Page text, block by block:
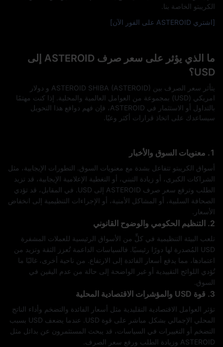
الكريبتو الخاصة بنا.
[اشتري ASTEROID على الفور الآن]
ما الذي يؤثر على سعر صرف ASTEROID إلى
USD؟
يتأثر سعر الصرف بين ASTEROID SHIBA (ASTEROID) و دولار
امريكي (USD) بمجموعة من العوامل العالمية والمحلية. إذا كنت مهتمًا
بالتداول أو الاستثمار في ASTEROID، فإن فهم دوافع هذا التحويل
سيساعدك على اتخاذ قرارات أكثر وعيًا.
1. معنويات السوق والأخبار
أسواق الكريبتو تتفاعل بشدة مع معنويات السوق. التطورات الإيجابية، مثل
الشراكات الكبرى، أو زيادة التبني، أو التغطية الإعلامية الإيجابية، قد تزيد
الطلب وترفع سعر صرف ASTEROID إلى USD. في المقابل، قد تؤدي
الصحافة السلبية، أو المشاكل الأمنية، أو الإجراءات التنظيمية إلى انخفاض
الأسعار.
2. التنظيم الحكومي والوضوح القانوني
تلعب البيئة التنظيمية في كلٍّ من الأسواق الرئيسية للعملات المشفرة
USD المُصدرة لها دورًا رئيسيًا. فالسياسات الداعمة تُعزز الثقة وتزيد من
اعتمادها، مما يدفع أسعار الفائدة إلى الارتفاع. من ناحية أخرى، غالبًا ما
تُؤدي اللوائح التقييدية أو غير الواضحة إلى حالة من عدم اليقين في
السوق.
3. قوة USD والمؤشرات الاقتصادية المحلية
تؤثر العوامل الاقتصادية التقليدية مثل أسعار الفائدة والتضخم وأداء الناتج
المحلي الإجمالي بشكل مباشر على قوة USD. عندما يضعف USD بسبب
التضخم أو التغييرات في السياسات، قد يبحث المستثمرون عن بدائل مثل
ASTEROID وزيادة الطلب ورفع سعر الصرف.